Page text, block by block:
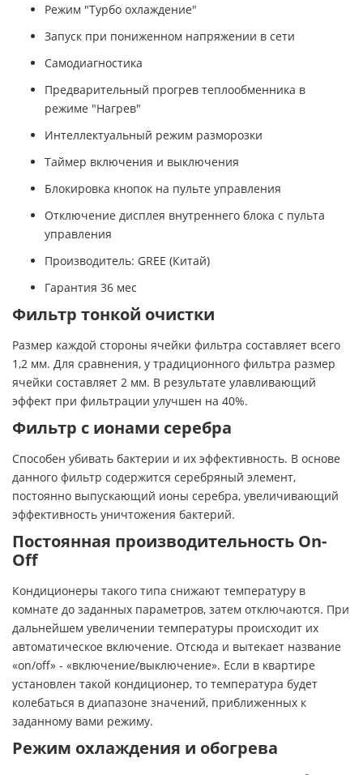
Режим "Турбо охлаждение"
Запуск при пониженном напряжении в сети
Самодиагностика
Предварительный прогрев теплообменника в
режиме "Нагрев"
Интеллектуальный режим разморозки
Таймер включения и выключения
Блокировка кнопок на пульте управления
Отключение дисплея внутреннего блока с пульта
управления
Производитель: GREE (Китай)
Гарантия 36 мес
Фильтр тонкой очистки
Размер каждой стороны ячейки фильтра составляет всего
1,2 мм. Для сравнения, у традиционного фильтра размер
ячейки составляет 2 мм. В результате улавливающий
эффект при фильтрации улучшен на 40%.
Фильтр с ионами серебра
Способен убивать бактерии и их эффективность. В основе
данного фильтр содержится серебряный элемент,
постоянно выпускающий ионы серебра, увеличивающий
эффективность уничтожения бактерий.
Постоянная производительность On-
Off
Кондиционеры такого типа снижают температуру в
комнате до заданных параметров, затем отключаются. При
дальнейшем увеличении температуры происходит их
автоматическое включение. Отсюда и вытекает название
«on/off» - «включение/выключение». Если в квартире
установлен такой кондиционер, то температура будет
колебаться в диапазоне значений, приближенных к
заданному вами режиму.
Режим охлаждения и обогрева